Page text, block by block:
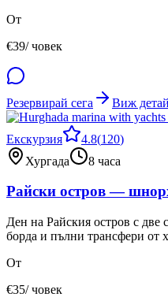
От
€39/ човек
Резервирай сега Виж
Екскурзия 4.8(120)
Хургада
8 часа
Райски остров —
Ден на Райския остров с две
борда и пълни трансфери от
От
€35/ човек